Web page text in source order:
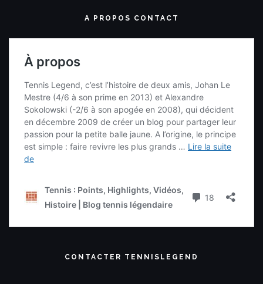
A PROPOS CONTACT
CONTACTER TENNISLEGEND